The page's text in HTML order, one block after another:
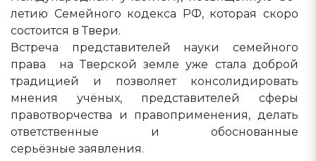
летию Семейного кодекса РФ, которая скоро
состоится в Твери.
Встреча представителей науки семейного
права на Тверской земле уже стала доброй
традицией и позволяет консолидировать
мнения учёных, представителей сферы
правотворчества и правоприменения, делать
ответственные и обоснованные
серьёзные заявления.